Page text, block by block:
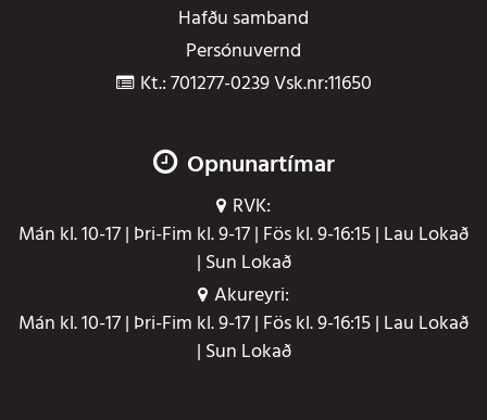
Hafðu samband
Persónuvernd
Kt.: 701277-0239 Vsk.nr:11650
Opnunartímar
RVK:
Mán kl. 10-17 | Þri-Fim kl. 9-17 | Fös kl. 9-16:15 | Lau Lokað
| Sun Lokað
Akureyri:
Mán kl. 10-17 | Þri-Fim kl. 9-17 | Fös kl. 9-16:15 | Lau Lokað
| Sun Lokað